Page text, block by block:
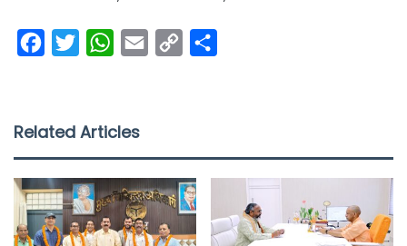
e
o
o
k
t
e
r
W
t
A
p
p
i
n
k
Related Articles